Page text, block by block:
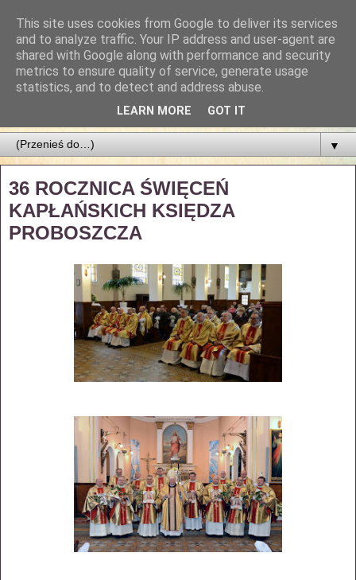
Parafia Najświętszego
Zbawiciela
PARAFIA NAJŚWIĘTSZEGO ZBAWICIELA W ŁODZI
▼
36 ROCZNICA ŚWIĘCEŃ
KAPŁAŃSKICH KSIĘDZA
PROBOSZCZA
This site uses cookies from Google to deliver its services
and to analyze traffic. Your IP address and user-agent are
shared with Google along with performance and security
metrics to ensure quality of service, generate usage
statistics, and to detect and address abuse.
LEARN MORE GOT IT